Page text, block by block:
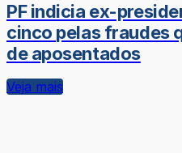
PF indicia ex-
cinco pelas fraudes
de aposentados
Veja mais